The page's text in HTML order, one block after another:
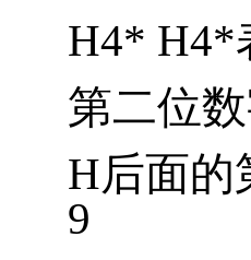
H4* H4*
第二位
H后面的
9